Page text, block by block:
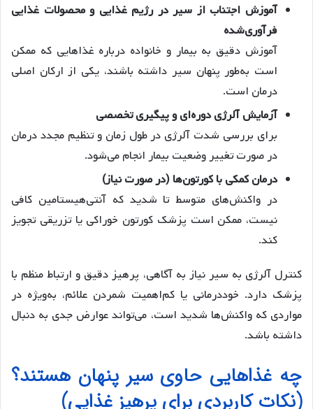
آموزش اجتناب از سیر در رژیم غذایی و محصولات غذایی
فرآوری‌شده
آموزش دقیق به بیمار و خانواده درباره غذاهایی که ممکن
است به‌طور پنهان سیر داشته باشند، یکی از ارکان اصلی
درمان است.
آزمایش آلرژی دوره‌ای و پیگیری تخصصی
برای بررسی شدت آلرژی در طول زمان و تنظیم مجدد درمان
در صورت تغییر وضعیت بیمار انجام می‌شود.
درمان کمکی با کورتون‌ها (در صورت نیاز)
در واکنش‌های متوسط تا شدید که آنتی‌هیستامین کافی
نیست، ممکن است پزشک کورتون خوراکی یا تزریقی تجویز
کند.
کنترل آلرژی به سیر نیاز به آگاهی، پرهیز دقیق و ارتباط منظم با
پزشک دارد. خوددرمانی یا کم‌اهمیت شمردن علائم، به‌ویژه در
مواردی که واکنش‌ها شدید است، می‌تواند عوارض جدی به دنبال
داشته باشد.
چه غذاهایی حاوی سیر پنهان هستند؟
(نکات کاربردی برای پرهیز غذایی)